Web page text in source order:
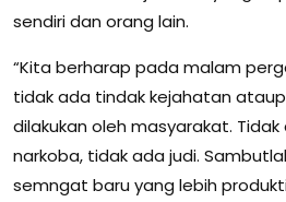
sendiri dan orang lain.
“Kita berharap pada malam
tidak ada tindak kejahatan
dilakukan oleh masyarakat.
narkoba, tidak ada judi.
semngat baru yang lebih